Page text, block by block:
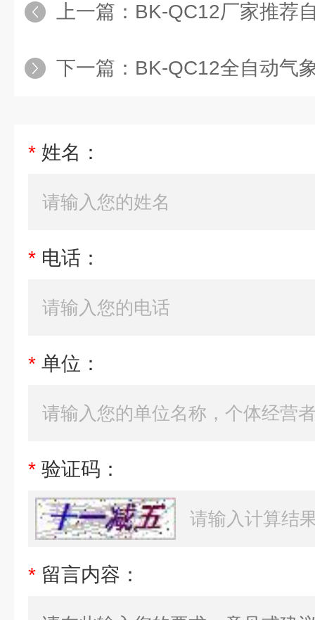
上一篇： BK-QC12厂家推荐
下一篇： BK-QC12全自动气
* 姓名：
* 电话：
* 单位：
* 验证码：
* 留言内容：